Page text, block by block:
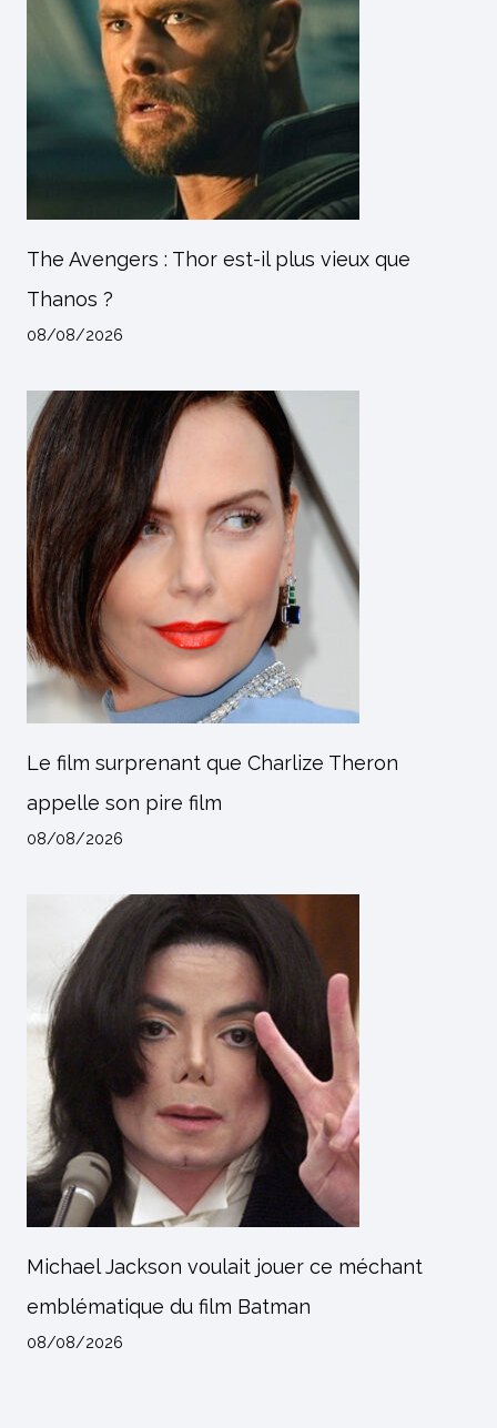
The Avengers : Thor est-il plus vieux que
Thanos ?
08/08/2026
Le film surprenant que Charlize Theron
appelle son pire film
08/08/2026
Michael Jackson voulait jouer ce méchant
emblématique du film Batman
08/08/2026